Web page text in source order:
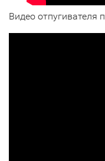
Видео отпугивателя